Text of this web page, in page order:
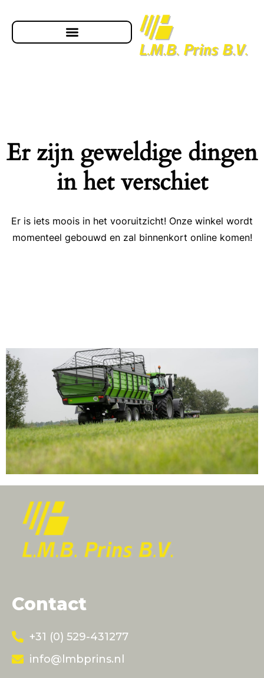
Er zijn geweldige dingen
in het verschiet
Er is iets moois in het vooruitzicht! Onze winkel wordt
momenteel gebouwd en zal binnenkort online komen!
Contact
+31 (0) 529-431277
info@lmbprins.nl